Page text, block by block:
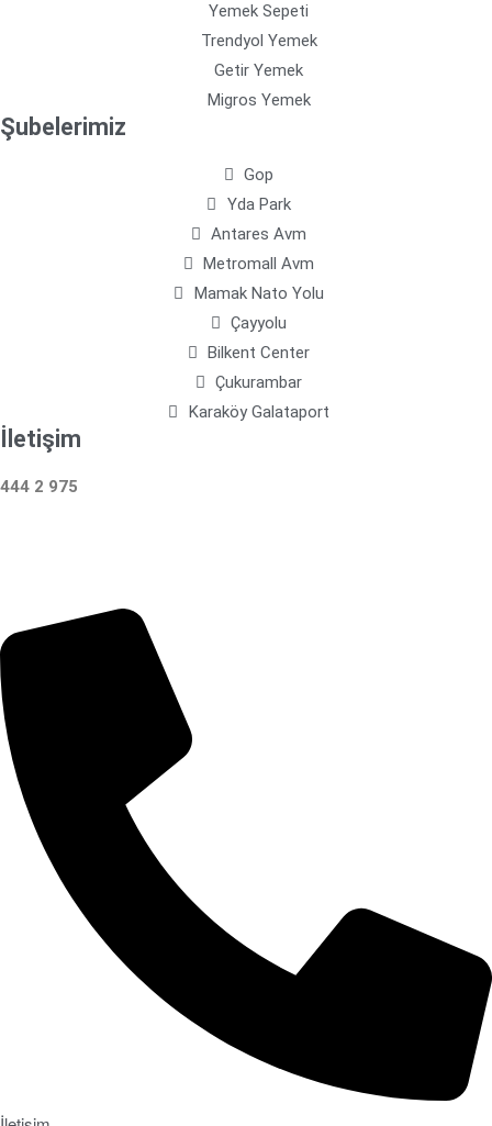
Yemek Sepeti
Trendyol Yemek
Getir Yemek
Migros Yemek
Şubelerimiz
Gop
Yda Park
Antares Avm
Metromall Avm
Mamak Nato Yolu
Çayyolu
Bilkent Center
Çukurambar
Karaköy Galataport
İletişim
444 2 975